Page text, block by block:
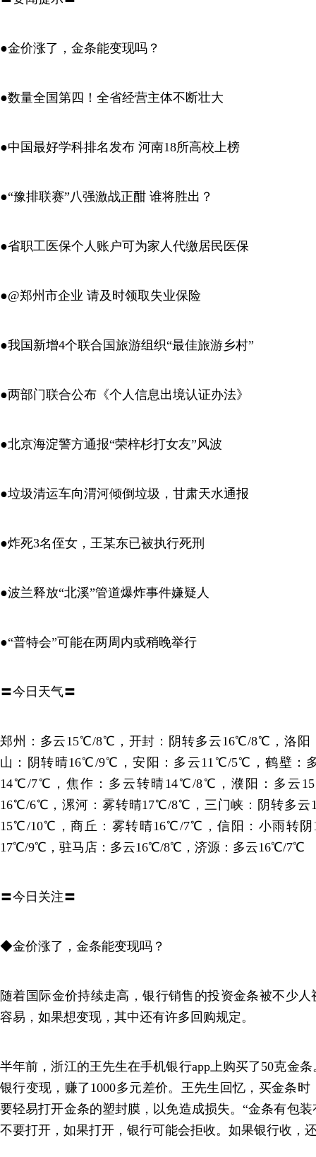
●金价涨了，金条能变现吗？
●数量全国第四！全省经营主体不断壮大
●中国最好学科排名发布 河南18所高校上榜
●“豫排联赛”八强激战正酣 谁将胜出？
●省职工医保个人账户可为家人代缴居民医保
●@郑州市企业 请及时领取失业保险
●我国新增4个联合国旅游组织“最佳旅游乡村”
●两部门联合公布《个人信息出境认证办法》
●北京海淀警方通报“荣梓杉打女友”风波
●垃圾清运车向渭河倾倒垃圾，甘肃天水通报
●炸死3名侄女，王某东已被执行死刑
●波兰释放“北溪”管道爆炸事件嫌疑人
●“普特会”可能在两周内或稍晚举行
〓今日天气〓
郑州：多云15℃/8℃，开封：阴转多云16℃/8℃，洛
山：阴转晴16℃/9℃，安阳：多云11℃/5℃，鹤壁：
14℃/7℃，焦作：多云转晴14℃/8℃，濮阳：多云
16℃/6℃，漯河：雾转晴17℃/8℃，三门峡：阴转多
15℃/10℃，商丘：雾转晴16℃/7℃，信阳：小雨转
17℃/9℃，驻马店：多云16℃/8℃，济源：多云16℃/7℃
〓今日关注〓
◆金价涨了，金条能变现吗？
随着国际金价持续走高，银行销售的投资金条被不少人
容易，如果想变现，其中还有许多回购规定。
半年前，浙江的王先生在手机银行app上购买了50克金
银行变现，赚了1000多元差价。王先生回忆，买金条
要轻易打开金条的塑封膜，以免造成损失。“金条有包
不要打开，如果打开，银行可能会拒收。如果银行收，